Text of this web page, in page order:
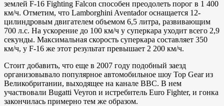
землей F-16 Fighting Falcon способен преодолеть порог в 1 400
км/ч. Отметим, что Lamborghini Aventador оснащается 12-
цилиндровым двигателем объемом 6,5 литра, развивающим
700 л.с. На ускорение до 100 км/ч у суперкара уходит всего 2,9
секунды. Максимальная скорость суперкара составляет 350
км/ч, у F-16 же этот результат превышает 2 200 км/ч.
Стоит добавить, что еще в 2007 году подобный заезд
организовывало популярное автомобильное шоу Top Gear из
Великобритании, выходящее на канале ВВС. В нем
участвовали Bugatti Veyron и истребитель Euro Fighter, и гонка
закончилась примерно тем же образом.